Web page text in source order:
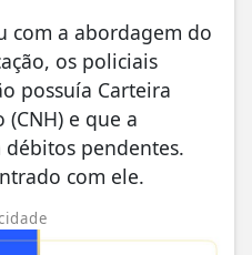
com a abordagem do
os policiais
possuía Carteira
e que a
pendentes.
com ele.